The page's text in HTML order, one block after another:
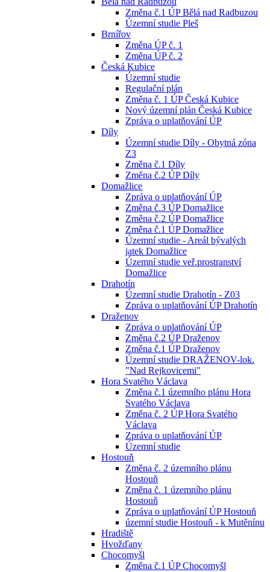
Změna č.1 ÚP Bělá nad Radbuzou
Územní studie Pleš
Brnířov
Změna ÚP č. 1
Změna ÚP č. 2
Česká Kubice
Územní studie
Regulační plán
Změna č. 1 ÚP Česká Kubice
Nový územní plán Česká Kubice
Zpráva o uplatňování ÚP
Díly
Územní studie Díly - Obytná zóna
Z3
Změna č.1 Díly
Změna č.2 ÚP Díly
Domažlice
Zpráva o uplatňování ÚP
Změna č.3 ÚP Domažlice
Změna č.2 ÚP Domažlice
Změna č.1 ÚP Domažlice
Územní studie - Areál bývalých
jatek Domažlice
Územní studie veř.prostranství
Domažlice
Drahotín
Územní studie Drahotín - Z03
Zpráva o uplatňování ÚP Drahotín
Draženov
Zpráva o uplatňování ÚP
Změna č.2 ÚP Draženov
Změna č.1 ÚP Draženov
Územní studie DRAŽENOV-lok.
"Nad Rejkovicemi"
Hora Svatého Václava
Změna č.1 územního plánu Hora
Svatého Václava
Změna č. 2 ÚP Hora Svatého
Václava
Zpráva o uplatňování ÚP
Územní studie
Hostouň
Změna č. 2 územního plánu
Hostouň
Změna č. 1 územního plánu
Hostouň
Zpráva o uplatňování ÚP Hostouň
územní studie Hostouň - k Mutěnínu
Hradiště
Hvožďany
Chocomyšl
Změna č.1 ÚP Chocomyšl